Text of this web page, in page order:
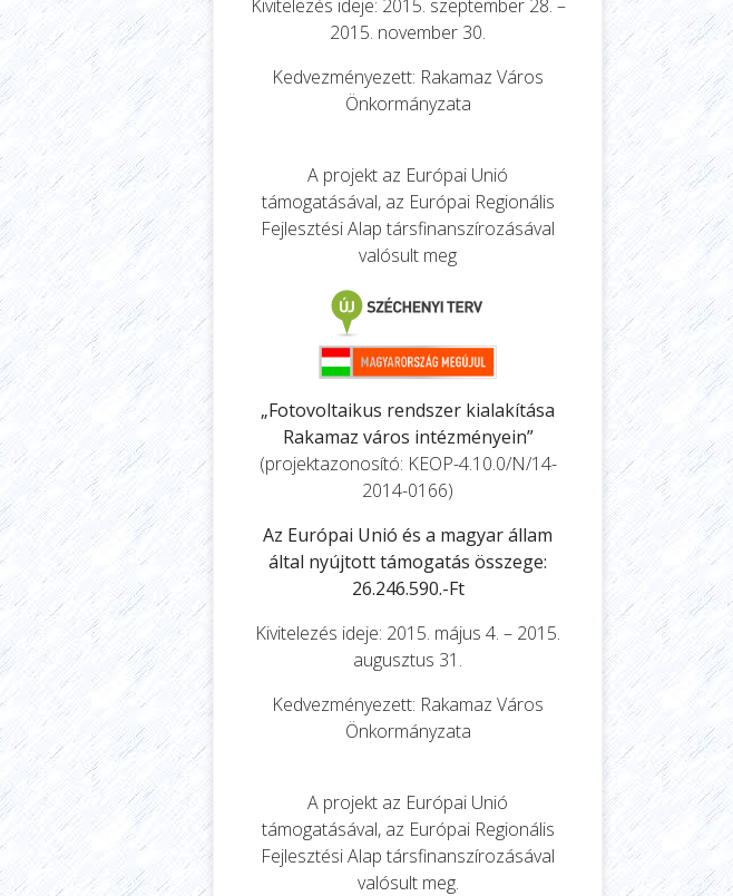
Kivitelezés ideje: 2015. szeptember 28. –
2015. november 30.
Kedvezményezett: Rakamaz Város
Önkormányzata
A projekt az Európai Unió
támogatásával, az Európai Regionális
Fejlesztési Alap társfinanszírozásával
valósult meg
„Fotovoltaikus rendszer kialakítása
Rakamaz város intézményein”
(projektazonosító: KEOP-4.10.0/N/14-
2014-0166)
Az Európai Unió és a magyar állam
által nyújtott támogatás összege:
26.246.590.-Ft
Kivitelezés ideje: 2015. május 4. – 2015.
augusztus 31.
Kedvezményezett: Rakamaz Város
Önkormányzata
A projekt az Európai Unió
támogatásával, az Európai Regionális
Fejlesztési Alap társfinanszírozásával
valósult meg.